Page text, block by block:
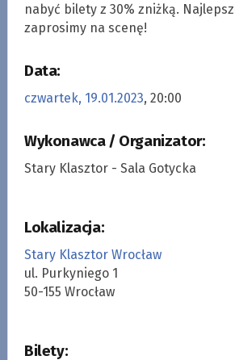
nabyć bilety z 30% zniżką.
zaprosimy na scenę!
Data:
czwartek, 19.01.2023, 20:00
Wykonawca / Organizator:
Stary Klasztor - Sala Gotycka
Lokalizacja:
Stary Klasztor Wrocław
ul. Purkyniego 1
50-155 Wrocław
Bilety: